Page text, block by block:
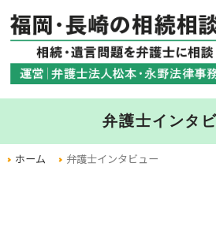
弁護士インタ
ホーム 弁護士インタビュー